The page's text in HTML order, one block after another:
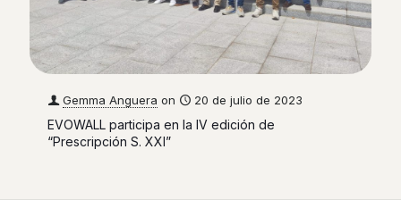
Gemma Anguera on 20 de julio de 2023
EVOWALL participa en la IV edición de
“Prescripción S. XXI”